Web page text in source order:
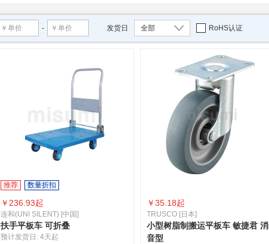
- 发货日 全部 RoHS认证
推荐 数量折扣
￥ 236.93起
连和(UNI SILENT) [中国]
扶手平板车 可折叠
预计发货日: 4天起
￥35.18起
TRUSCO [日本]
小型树脂制搬运平板车 敏捷君 消
音型